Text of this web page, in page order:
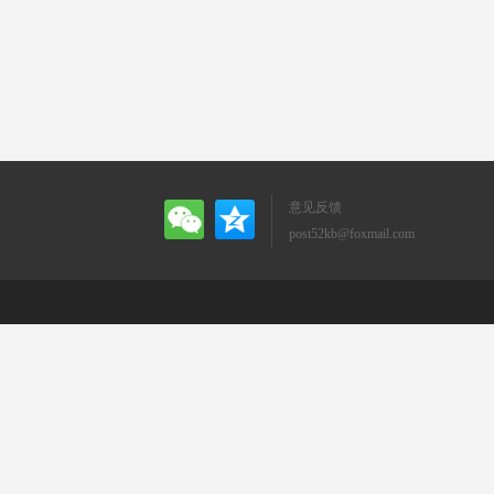
意见反馈
post52kb@foxmail.com